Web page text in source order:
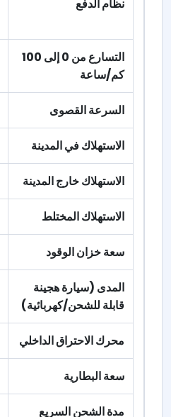
نظام الدفع
التسارع من 0 إلى 100
كم/ساعة
السرعة القصوى
الاستهلاك في المدينة
الاستهلاك خارج المدينة
الاستهلاك المختلط
سعة خزان الوقود
المدى (سيارة هجينة
قابلة للشحن/كهربائية)
محرك الاحتراق الداخلي
سعة البطارية
مدة الشحن السريع